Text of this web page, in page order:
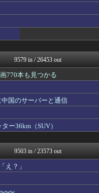
修羅場ハザード -復讐・D...
漫画まとめ速報
モンハンまとめ速報【モンハ...
衝撃体験！アンビリバボー｜...
9579 in / 26453 out
770本も見つかる
国のサーバーと通信
ー36km（SUV）
9503 in / 23573 out
え？」